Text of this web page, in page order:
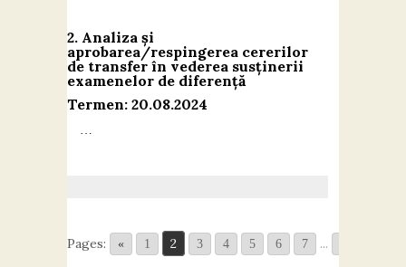
2. Analiza și
aprobarea/respingerea cererilor
de transfer în vederea susținerii
examenelor de diferență
Termen: 20.08.2024
…
Pages: « 1 2 3 4 5 6 7 ...